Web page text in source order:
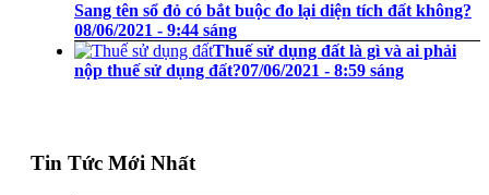
Sang tên sổ đỏ có bắt buộc đo lại diện tích đất không?
08/06/2021 - 9:44 sáng
Thuế sử dụng đất là gì và ai phải
nộp thuế sử dụng đất?07/06/2021 - 8:59 sáng
Tin Tức Mới Nhất